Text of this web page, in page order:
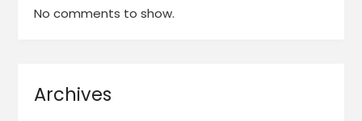
No comments to show.
Archives